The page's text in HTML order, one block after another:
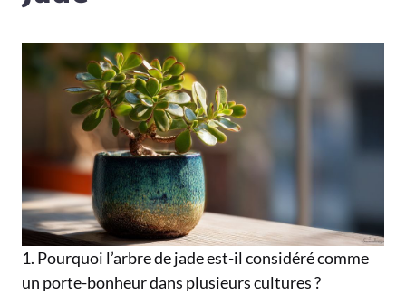
1. Pourquoi l’arbre de jade est-il considéré comme
un porte-bonheur dans plusieurs cultures ?